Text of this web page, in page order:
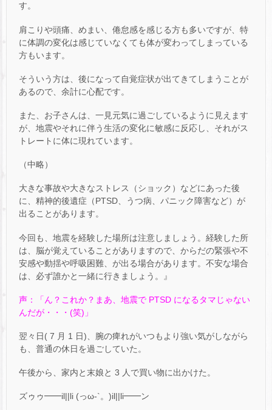
す。
肩こりや頭痛、めまい、倦怠感を感じる方も多いですが、特
に体調の変化は感じていなくても体が変わってしまっている
方もいます。
そういう方は、後になって自覚症状が出てきてしまうことが
あるので、余計に心配です。
また、お子さんは、一見元気に過ごしているように見えます
が、地震やそれに伴う生活の変化に敏感に反応し、それがス
トレートに体に現れています。
（中略）
大きな事故や大きなストレス（ショック）などにあった後
に、精神的後遺症（PTSD、うつ病、パニック障害など）が
出ることがあります。
今回も、地震を経験した場所は注意しましょう。経験した所
は、脳が覚えていることがありますので、からだの緊張や不
安感や動揺や呼吸困難、が出る場合があります。不安な場合
は、必ず誰かと一緒に行きましょう。』
声：「ん？これか？まあ、地震で PTSD になるタマじゃない
んだが・・・(笑)」
翌々日( 7 月 1 日)、腕の痺れがいつもより強い気がしながら
も、普通の休日を過ごしていた。
午後から、家内と末娘と 3 人で買い物に出かけた。
ズゥゥ━━il||li (っω-`。)il||li━━ン